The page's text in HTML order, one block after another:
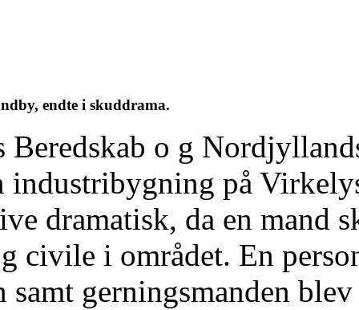
endte i skuddrama.
Beredskab o g
industribygning på
dramatisk, da en mand
civile i området. En
gerningsmanden